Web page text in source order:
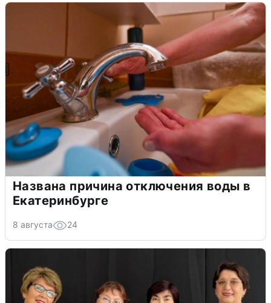
Названа причина отключения воды в
Екатеринбурге
8 августа 24